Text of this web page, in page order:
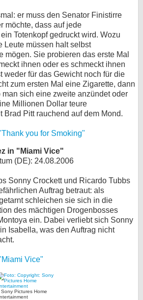
er muss den Senator Finistirre
möchte, dass auf jede
Totenkopf gedruckt wird. Wozu
Leute müssen halt selbst
mögen. Sie probieren das erste Mal
ihnen oder es schmeckt ihnen
weder für das Gewicht noch für die
zum ersten Mal eine Zigarette, dann
sich eine zweite anzündet oder
Millionen Dollar teure
Brad Pitt rauchend auf dem Mond.
you for Smoking"
in "Miami Vice"
(DE): 24.08.2006
Sonny Crockett und Ricardo Tubbs
Auftrag betraut: als
schleichen sie sich in die
des mächtigen Drogenbosses
ein. Dabei verliebt sich Sonny
Isabella, was den Auftrag nicht
Vice"
Pictures Home